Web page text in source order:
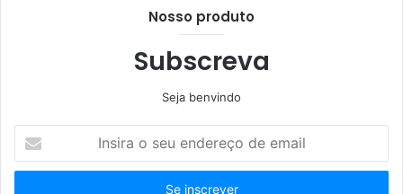
Nosso produto
Subscreva
Seja benvindo
seu